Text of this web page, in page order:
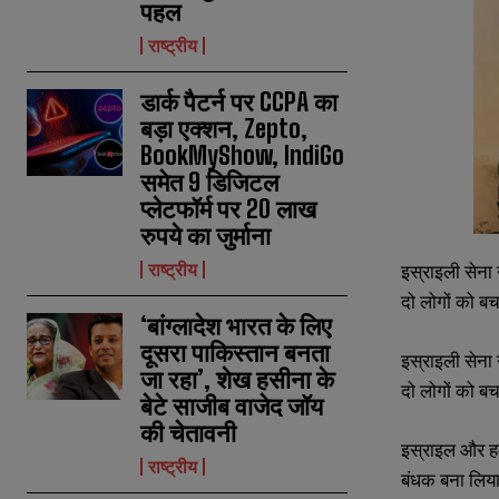
a
m
e
E
a
m
e
E
पहल
राष्ट्रीय
डार्क पैटर्न पर CCPA का
बड़ा एक्शन, Zepto,
BookMyShow, IndiGo
समेत 9 डिजिटल
प्लेटफॉर्म पर 20 लाख
रुपये का जुर्माना
राष्ट्रीय
‘बांग्लादेश भारत के लिए
दूसरा पाकिस्तान बनता
जा रहा’, शेख हसीना के
बेटे साजीब वाजेद जॉय
की चेतावनी
राष्ट्रीय
इस्राइली
दो लोगों को
इस्राइली
दो लोगों को
इस्राइल और
बंधक बना